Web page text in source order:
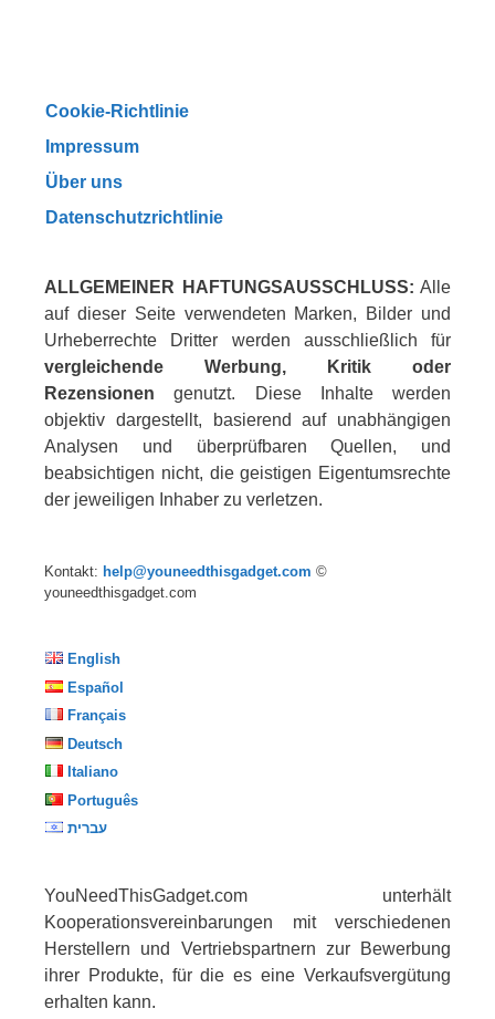
Cookie-Richtlinie
Impressum
Über uns
Datenschutzrichtlinie
ALLGEMEINER HAFTUNGSAUSSCHLUSS: Alle
auf dieser Seite verwendeten Marken, Bilder und
Urheberrechte Dritter werden ausschließlich für
vergleichende Werbung, Kritik oder
Rezensionen genutzt. Diese Inhalte werden
objektiv dargestellt, basierend auf unabhängigen
Analysen und überprüfbaren Quellen, und
beabsichtigen nicht, die geistigen Eigentumsrechte
der jeweiligen Inhaber zu verletzen.
Kontakt: help@youneedthisgadget.com ©
youneedthisgadget.com
English
Español
Français
Deutsch
Italiano
Português
עברית
YouNeedThisGadget.com unterhält
Kooperationsvereinbarungen mit verschiedenen
Herstellern und Vertriebspartnern zur Bewerbung
ihrer Produkte, für die es eine Verkaufsvergütung
erhalten kann.